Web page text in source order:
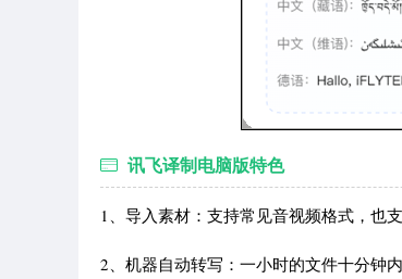
讯飞译制电脑版特色
1、导入素材：支持常见音视频格式，也
2、机器自动转写：一小时的文件十分钟